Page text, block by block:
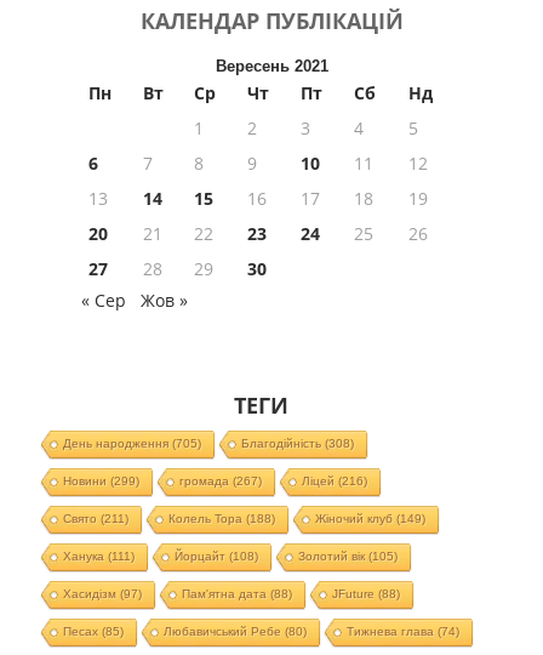
КАЛЕНДАР ПУБЛІКАЦІЙ
Вересень 2021
Пн Вт Ср Чт Пт Сб
Нд
1
2 3 4
5
6
7 8 9 10 11
12
13
14 15 16 17 18
19
20
21 22 23 24 25
26
27
28 29
30
« Сер
Жов »
ТЕГИ
День народження(705) Благодійність (308)
Новини (299) громада (267) Ліцей (216)
Свято (211) Колель Тора (188) Жіночий клуб (149)
Ханука (111) Йорцайт (108) Золотий вік(105)
Хасидізм (97) Пам'ятна дата (88) JFuture (88)
Песах(85) Любавичський Ребе (80) Тижнева глава (74)